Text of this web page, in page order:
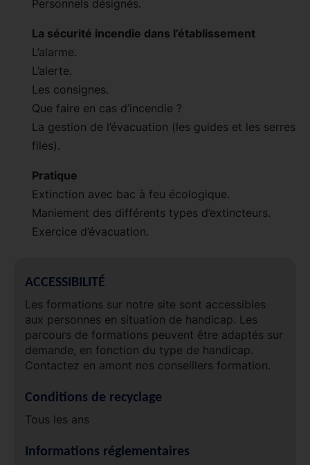
Personnels désignés.
La sécurité incendie dans l’établissement
L’alarme.
L’alerte.
Les consignes.
Que faire en cas d’incendie ?
La gestion de l’évacuation (les guides et les serres
files).
Pratique
Extinction avec bac à feu écologique.
Maniement des différents types d’extincteurs.
Exercice d’évacuation.
ACCESSIBILITÉ
Les formations sur notre site sont accessibles
aux personnes en situation de handicap. Les
parcours de formations peuvent être adaptés sur
demande, en fonction du type de handicap.
Contactez en amont nos conseillers formation.
Conditions de recyclage
Tous les ans
Informations réglementaires